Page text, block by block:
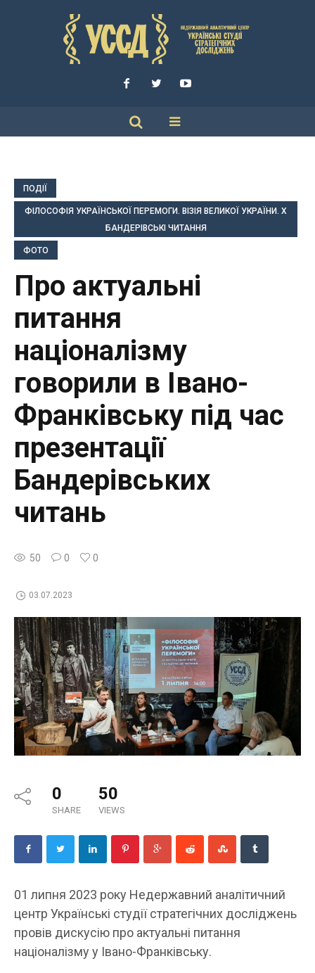
ПОДІЇ
ФІЛОСОФІЯ УКРАЇНСЬКОЇ ПЕРЕМОГИ. ВІЗІЯ ВЕЛИКОЇ УКРАЇНИ. Х
БАНДЕРІВСЬКІ ЧИТАННЯ
ФОТО
Про актуальні
питання
націоналізму
говорили в Івано-
Франківську під час
презентації
Бандерівських
читань
50 0 0
03.07.2023
0
SHARE
50
VIEWS
01 липня 2023 року Недержавний аналітичний
центр Українські студії стратегічних досліджень
провів дискусію про актуальні питання
націоналізму у Івано-Франківську.